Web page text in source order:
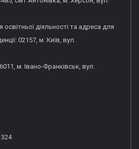
діяльності та адреса для
02157, м. Київ, вул.
м. Івано-Франківськ, вул.